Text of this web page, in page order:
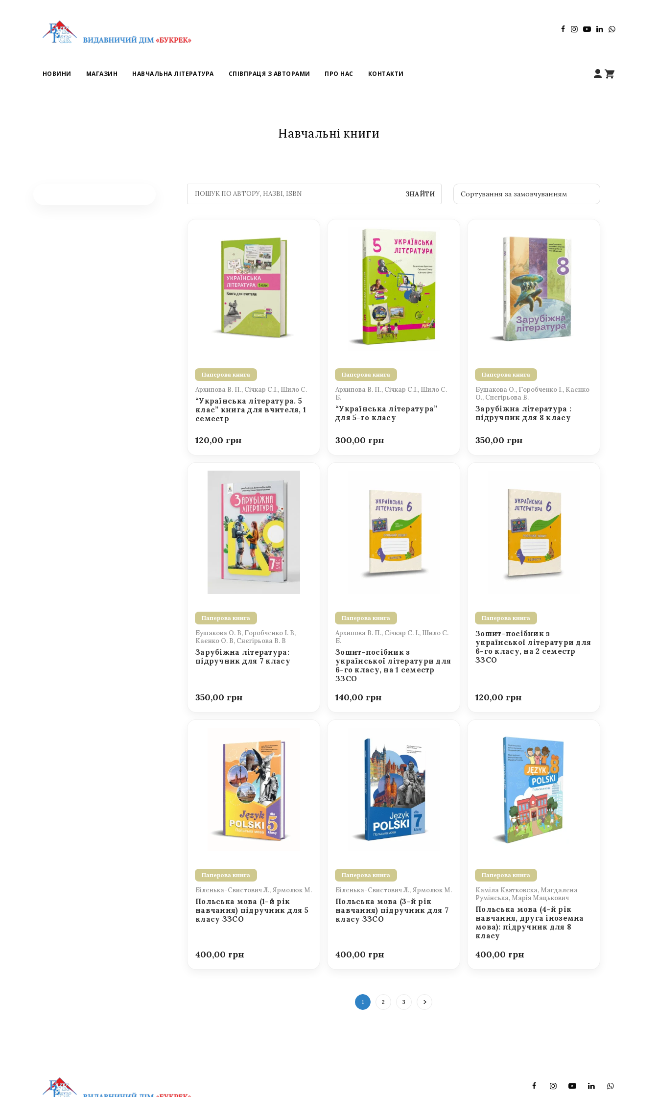
НОВИНИ МАГАЗИН НАВЧАЛЬНА ЛІТЕРАТУРА СПІВПРАЦЯ З АВТОРАМИ ПРО НАС КОНТАКТИ
Навчальні книги
ЗНАЙТИ
Паперова книга
Архипова В. П., Січкар С.І., Шило С.
“Українська література. 5
клас” книга для вчителя, 1
семестр
120,00
Паперова книга
Архипова В. П., Січкар С.І., Шило С.
Б.
“Українська література”
для 5-го класу
300,00
Паперова книга
Бушакова О., Горобченко І., Каєнко
О., Снєгірьова В.
Зарубіжна література :
підручник для 8 класу
350,00
Паперова книга
Бушакова О. В, Горобченко І. В,
Каєнко О. В, Снєгірьова В. В
Зарубіжна література:
підручник для 7 класу
350,00
Паперова книга
Архипова В. П., Січкар С. І., Шило С.
Б.
Зошит-посібник з
української літератури для
6-го класу, на 1 семестр
ЗЗСО
140,00
Паперова книга
Зошит-посібник з
української літератури для
6-го класу, на 2 семестр
ЗЗСО
120,00
Паперова книга
Біленька-Свистович Л., Ярмолюк М.
Польська мова (1-й рік
навчання) підручник для 5
класу ЗЗСО
400,00
Паперова книга
Біленька-Свистович Л., Ярмолюк М.
Польська мова (3-й рік
навчання) підручник для 7
класу ЗЗСО
400,00
Паперова книга
Каміла Квятковска, Магдалена
Румінська, Марія Мацькович
Польська мова (4-й рік
навчання, друга іноземна
мова): підручник для 8
класу
400,00
1 2 3